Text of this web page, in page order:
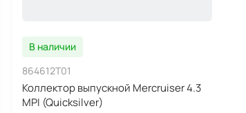
В наличии
864612T01
Коллектор выпускной Mercruiser 4.3
MPI (Quicksilver)